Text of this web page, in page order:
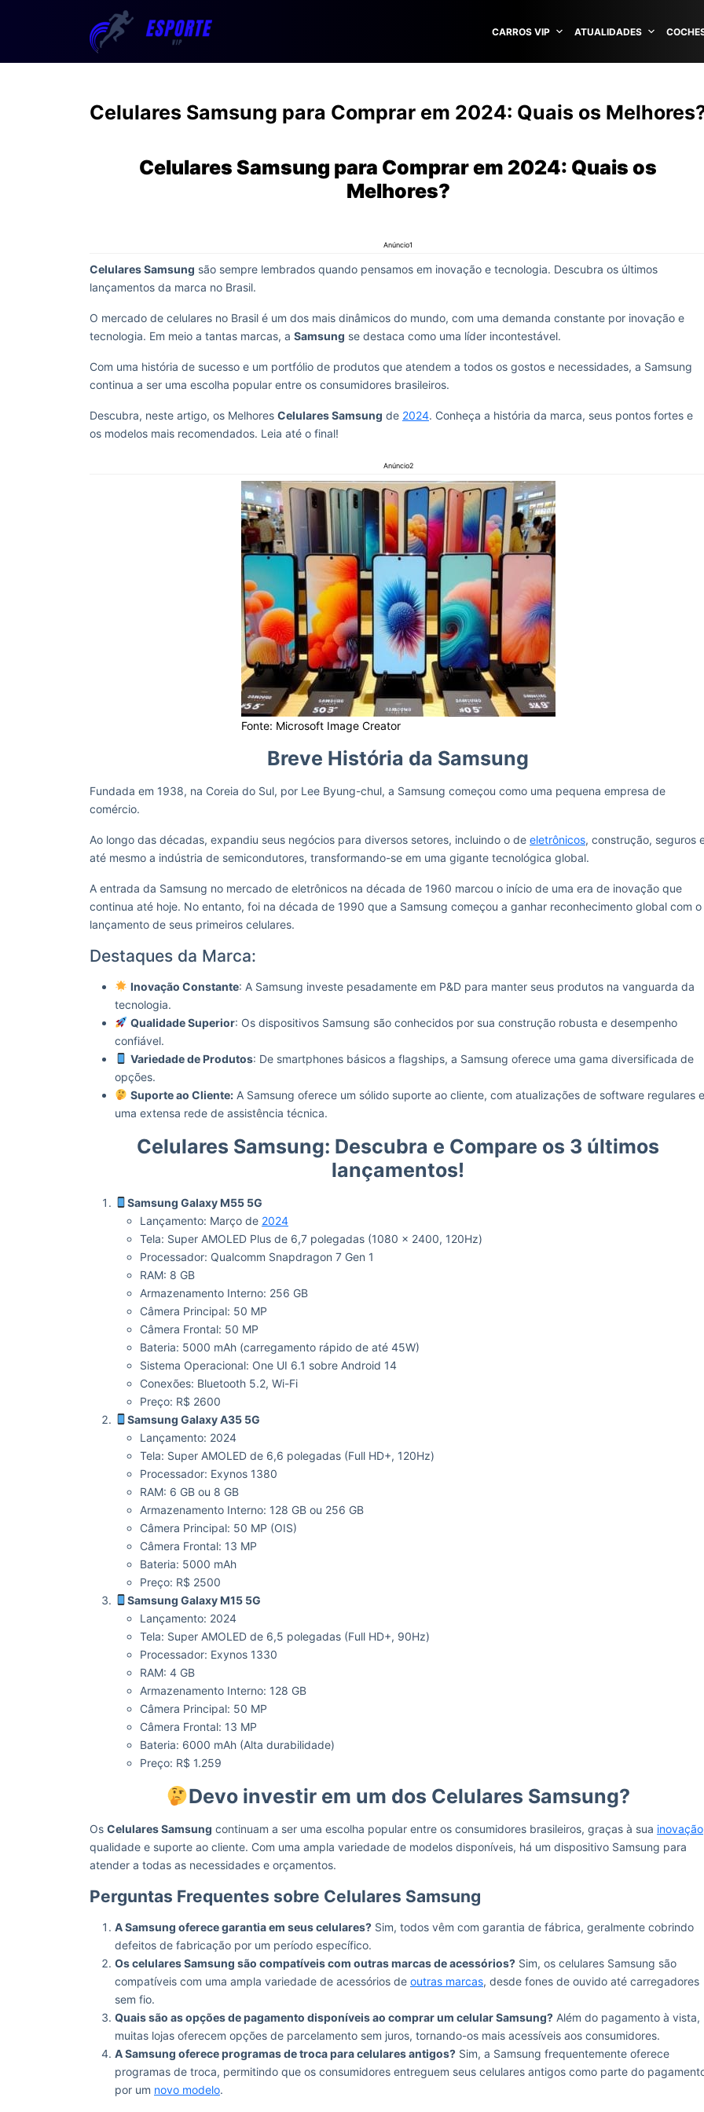
CARROS VIP ATUALIDADES
Celulares Samsung para Comprar em 2024: Quais os
Celulares Samsung para Comprar em 2024: Quais os
Melhores?
Anúncio1
Celulares Samsung são sempre lembrados quando pensamos em inovação e tecnologia. Descubra os últimos
lançamentos da marca no Brasil.
O mercado de celulares no Brasil é um dos mais dinâmicos do mundo, com uma demanda constante por inovação e
tecnologia. Em meio a tantas marcas, a Samsung se destaca como uma líder incontestável.
Com uma história de sucesso e um portfólio de produtos que atendem a todos os gostos e necessidades, a Samsung
continua a ser uma escolha popular entre os consumidores brasileiros.
Descubra, neste artigo, os Melhores Celulares Samsung de 2024. Conheça a história da marca, seus pontos fortes e
os modelos mais recomendados. Leia até o final!
Anúncio2
Fonte: Microsoft Image Creator
Breve História da Samsung
Fundada em 1938, na Coreia do Sul, por Lee Byung-chul, a Samsung começou como uma pequena empresa de
comércio.
Ao longo das décadas, expandiu seus negócios para diversos setores, incluindo o de eletrônicos, construção, seguros
até mesmo a indústria de semicondutores, transformando-se em uma gigante tecnológica global.
A entrada da Samsung no mercado de eletrônicos na década de 1960 marcou o início de uma era de inovação que
continua até hoje. No entanto, foi na década de 1990 que a Samsung começou a ganhar reconhecimento global com o
lançamento de seus primeiros celulares.
Destaques da Marca:
Inovação Constante: A Samsung investe pesadamente em P&D para manter seus produtos na vanguarda da
tecnologia.
Qualidade Superior: Os dispositivos Samsung são conhecidos por sua construção robusta e desempenho
confiável.
Variedade de Produtos: De smartphones básicos a flagships, a Samsung oferece uma gama diversificada de
opções.
Suporte ao Cliente:A Samsung oferece um sólido suporte ao cliente, com atualizações de software regulares e
uma extensa rede de assistência técnica.
Celulares Samsung: Descubra e Compare os 3 últimos
lançamentos!
Samsung Galaxy M55 5G
Lançamento: Março de 2024
Tela: Super AMOLED Plus de 6,7 polegadas (1080 x 2400, 120Hz)
Processador: Qualcomm Snapdragon 7 Gen 1
RAM: 8 GB
Armazenamento Interno: 256 GB
Câmera Principal: 50 MP
Câmera Frontal: 50 MP
Bateria: 5000 mAh (carregamento rápido de até 45W)
Sistema Operacional: One UI 6.1 sobre Android 14
Conexões: Bluetooth 5.2, Wi-Fi
Preço: R$ 2600
Samsung Galaxy A35 5G
Lançamento: 2024
Tela: Super AMOLED de 6,6 polegadas (Full HD+, 120Hz)
Processador: Exynos 1380
RAM: 6 GB ou 8 GB
Armazenamento Interno: 128 GB ou 256 GB
Câmera Principal: 50 MP (OIS)
Câmera Frontal: 13 MP
Bateria: 5000 mAh
Preço: R$ 2500
Samsung Galaxy M15 5G
Lançamento: 2024
Tela: Super AMOLED de 6,5 polegadas (Full HD+, 90Hz)
Processador: Exynos 1330
RAM: 4 GB
Armazenamento Interno: 128 GB
Câmera Principal: 50 MP
Câmera Frontal: 13 MP
Bateria: 6000 mAh (Alta durabilidade)
Preço: R$ 1.259
Devo investir em um dos Celulares Samsung?
Os Celulares Samsung continuam a ser uma escolha popular entre os consumidores brasileiros, graças à sua inovação
qualidade e suporte ao cliente. Com uma ampla variedade de modelos disponíveis, há um dispositivo Samsung para
atender a todas as necessidades e orçamentos.
Perguntas Frequentes sobre Celulares Samsung
A Samsung oferece garantia em seus celulares? Sim, todos vêm com garantia de fábrica, geralmente cobrindo
defeitos de fabricação por um período específico.
Os celulares Samsung são compatíveis com outras marcas de acessórios? Sim, os celulares Samsung são
compatíveis com uma ampla variedade de acessórios de outras marcas, desde fones de ouvido até carregadores
sem fio.
Quais são as opções de pagamento disponíveis ao comprar um celular Samsung? Além do pagamento à vista,
muitas lojas oferecem opções de parcelamento sem juros, tornando-os mais acessíveis aos consumidores.
A Samsung oferece programas de troca para celulares antigos? Sim, a Samsung frequentemente oferece
programas de troca, permitindo que os consumidores entreguem seus celulares antigos como parte do
por um novo modelo.